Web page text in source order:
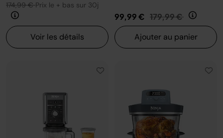
174,99 €Prix le + bas sur 30j
Voir les détails
99,99 € Prix réduit de
179,99 € au
Ajouter au panier